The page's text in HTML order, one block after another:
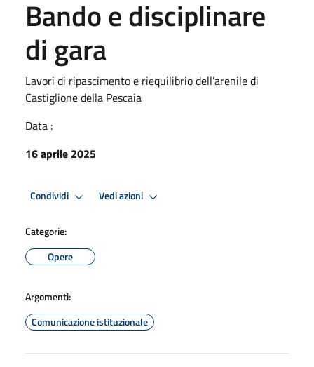
Bando e disciplinare
di gara
Lavori di ripascimento e riequilibrio dell’arenile di
Castiglione della Pescaia
Data :
16 aprile 2025
Condividi Vedi azioni
Categorie:
Opere
Argomenti:
Comunicazione istituzionale